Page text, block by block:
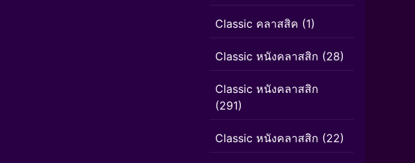
Classic คลาสสิค (1)
Classic หนังคลาสสิก (28)
Classic หนังคลาสสิก
(291)
Classic หนังคลาสสิก (22)